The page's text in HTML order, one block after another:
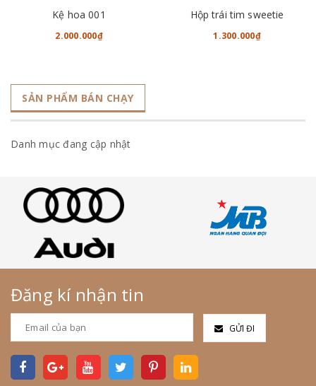
Kệ hoa 001
2.000.000₫
Hộp trái tim sweetie
1.300.000₫
SẢN PHẨM BÁN CHẠY
Danh mục đang cập nhật
Đăng kí nhận tin
GỬI ĐI